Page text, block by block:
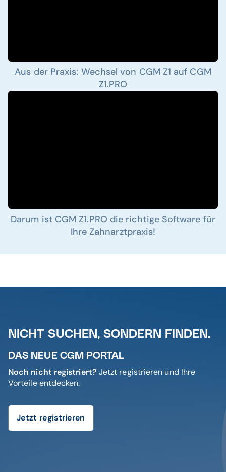
Aus der Praxis: Wechsel von CGM Z1 auf CGM
Z1.PRO
Darum ist CGM Z1.PRO die richtige Software für
Ihre Zahnarztpraxis!
NICHT SUCHEN, SONDERN FINDEN.
DAS NEUE CGM PORTAL
Noch nicht registriert? Jetzt registrieren und Ihre
Vorteile entdecken.
Jetzt registrieren